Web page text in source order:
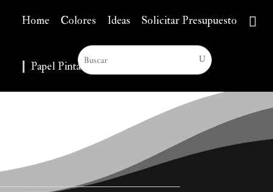
Home Colores Ideas Solicitar Presupuesto
Papel Pintado ▼